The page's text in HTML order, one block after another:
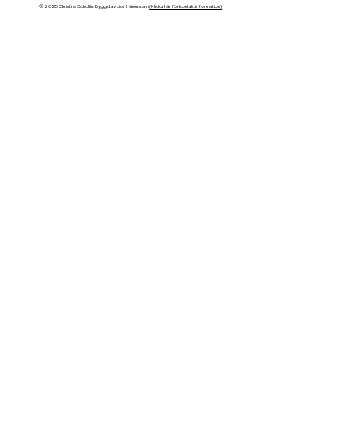
© 2025 Christina Schollin. Byggd av Lion Härenstam(Klicka här för kontaktinformation)